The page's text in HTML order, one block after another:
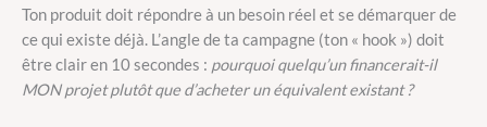
Ton produit doit répondre à un besoin réel et se démarquer de
ce qui existe déjà. L’angle de ta campagne (ton « hook ») doit
être clair en 10 secondes : pourquoi quelqu’un financerait-il
MON projet plutôt que d’acheter un équivalent existant ?